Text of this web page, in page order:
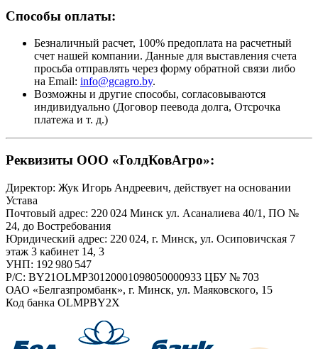
Способы оплаты:
Безналичный расчет, 100% предоплата на расчетный
счет нашей компании. Данные для выставления счета
просьба отправлять через форму обратной связи либо
на Email: info@gcagro.by.
Возможны и другие способы, согласовываются
индивидуально (Договор пеевода долга, Отсрочка
платежа и т. д.)
Реквизиты ООО «ГолдКовАгро»:
Директор: Жук Игорь Андреевич, действует на основании
Устава
Почтовый адрес: 220 024 Минск ул. Асаналиева 40/1, ПО №
24, до Востребования
Юридический адрес: 220 024, г. Минск, ул. Осиповичская 7
этаж 3 кабинет 14, 3
УНП: 192 980 547
Р/С: BY21OLMP30120001098050000933 ЦБУ № 703
ОАО «Белгазпромбанк», г. Минск, ул. Маяковского, 15
Код банка OLMPBY2X